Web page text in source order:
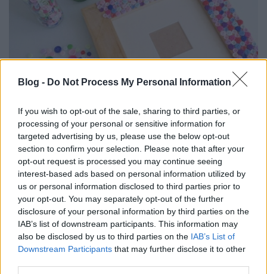
Blog - Do Not Process My Personal Information
If you wish to opt-out of the sale, sharing to third parties, or
processing of your personal or sensitive information for
targeted advertising by us, please use the below opt-out
section to confirm your selection. Please note that after your
opt-out request is processed you may continue seeing
interest-based ads based on personal information utilized by
us or personal information disclosed to third parties prior to
your opt-out. You may separately opt-out of the further
disclosure of your personal information by third parties on the
IAB’s list of downstream participants. This information may
also be disclosed by us to third parties on the IAB’s List of
Downstream Participants that may further disclose it to other
Nézz tükörbe!
Lásd meg az értéket a törött tükörben, ami a
babonával ellentétben nem balszerencsét hoz,
hanem kihozza belőled a kreatív éned, ami nagyon is
jó dolog! Egy gyerekkori fotó ennél csodálatosabb
otthonra nem is lelhetne, hiszen, ha bármikor ránéz
a megajándékozott a tükrös keretű képre,
rádöbbenhet, hogy még mindig benne él a képen
szereplő kölyök.